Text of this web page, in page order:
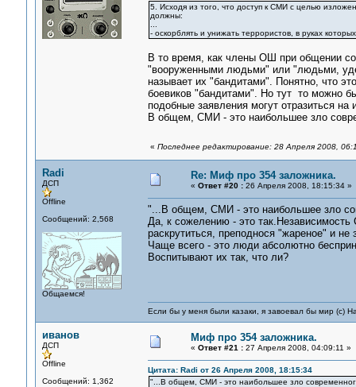
5. Исходя из того, что доступ к СМИ с целью
должны:
- оскорблять и унижать террористов, в руках
В то время, как члены ОШ при общении со
"вооруженными людьми" или "людьми,
называет их "бандитами". Понятно, что
боевиков "бандитами". Но тут то можно
подобные заявления могут отразиться
В общем, СМИ - это наибольшее зло
« Последнее редактирование: 28 Апреля 2008,
Radi
ДСП
Offline
Сообщений: 2,568
Общаемся!
Re: Миф про 354 заложника.
« Ответ #20 :26 Апреля 2008, 18:15:34 »
"...В общем, СМИ - это наибольшее зло
Да, к сожелению - это
раскрутиться, преподнося "жареное" и не
Чаще всего - это люди абсолютно
Воспитывают их так, что ли?
Если бы у меня были казаки, я завоевал бы мир (с)
иванов
ДСП
Offline
Сообщений: 1,362
Миф про 354 заложника.
« Ответ #21 :27 Апреля 2008, 04:09:11 »
Цитата: Radi от 26 Апреля 2008, 18:15:34
"...В общем, СМИ - это наибольшее зло